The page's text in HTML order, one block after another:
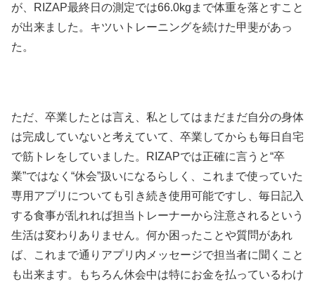
が、RIZAP最終日の測定では66.0kgまで体重を落とすこと
が出来ました。キツいトレーニングを続けた甲斐があっ
た。
ただ、卒業したとは言え、私としてはまだまだ自分の身体
は完成していないと考えていて、卒業してからも毎日自宅
で筋トレをしていました。RIZAPでは正確に言うと“卒
業”ではなく“休会”扱いになるらしく、これまで使っていた
専用アプリについても引き続き使用可能ですし、毎日記入
する食事が乱れれば担当トレーナーから注意されるという
生活は変わりありません。何か困ったことや質問があれ
ば、これまで通りアプリ内メッセージで担当者に聞くこと
も出来ます。もちろん休会中は特にお金を払っているわけ